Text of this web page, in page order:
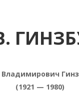
(1921 — 1980)